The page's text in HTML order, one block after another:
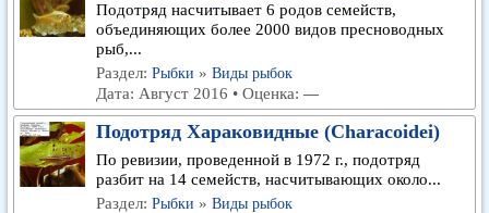
Подотряд насчитывает 6 родов семейств,
объединяющих более 2000 видов пресноводных
рыб,...
Раздел: Рыбки » Виды рыбок
Дата: Август 2016 • Оценка: —
Подотряд Хараковидные (Characoidei)
По ревизии, проведенной в 1972 г., подотряд
разбит на 14 семейств, насчитывающих около...
Раздел: Рыбки » Виды рыбок